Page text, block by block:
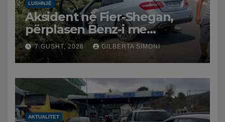
LUSHNJË
Aksident në Fier-Shegan,
përplasen Benz-i me
furgonin, plagoset një i
moshuar
7 GUSHT, 2026 GILBERTA SIMONI
AKTUALITET